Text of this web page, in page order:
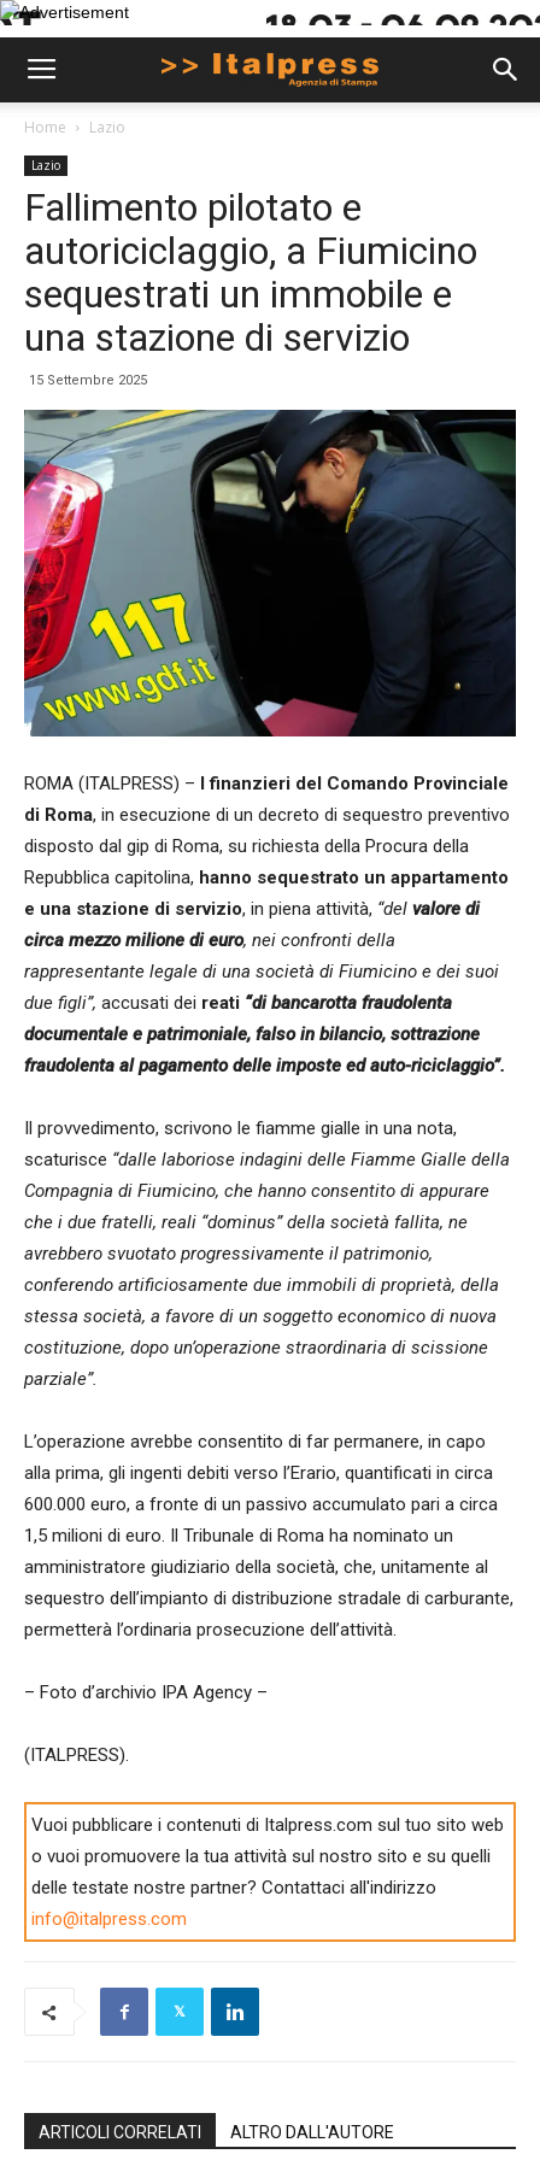
Home Lazio
Lazio
Fallimento pilotato e
autoriciclaggio, a Fiumicino
sequestrati un immobile e
una stazione di servizio
15 Settembre 2025
ROMA (ITALPRESS) – I finanzieri del Comando Provinciale
di Roma, in esecuzione di un decreto di sequestro preventivo
disposto dal gip di Roma, su richiesta della Procura della
Repubblica capitolina, hanno sequestrato un appartamento
e una stazione di servizio, in piena attività, “del valore di
circa mezzo milione di euro, nei confronti della
rappresentante legale di una società di Fiumicino e dei suoi
due figli”, accusati dei reati “di bancarotta fraudolenta
documentale e patrimoniale, falso in bilancio, sottrazione
fraudolenta al pagamento delle imposte ed auto-riciclaggio”.
Il provvedimento, scrivono le fiamme gialle in una nota,
scaturisce “dalle laboriose indagini delle Fiamme Gialle della
Compagnia di Fiumicino, che hanno consentito di appurare
che i due fratelli, reali “dominus” della società fallita, ne
avrebbero svuotato progressivamente il patrimonio,
conferendo artificiosamente due immobili di proprietà, della
stessa società, a favore di un soggetto economico di nuova
costituzione, dopo un’operazione straordinaria di scissione
parziale”.
L’operazione avrebbe consentito di far permanere, in capo
alla prima, gli ingenti debiti verso l’Erario, quantificati in circa
600.000 euro, a fronte di un passivo accumulato pari a circa
1,5 milioni di euro. Il Tribunale di Roma ha nominato un
amministratore giudiziario della società, che, unitamente al
sequestro dell’impianto di distribuzione stradale di carburante,
permetterà l’ordinaria prosecuzione dell’attività.
– Foto d’archivio IPA Agency –
(ITALPRESS).
Vuoi pubblicare i contenuti di Italpress.com sul tuo sito web
o vuoi promuovere la tua attività sul nostro sito e su quelli
delle testate nostre partner? Contattaci all'indirizzo
info@italpress.com
ARTICOLI CORRELATI ALTRO DALL'AUTORE